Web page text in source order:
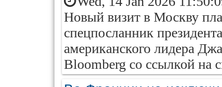
Новый визит в Москву
спецпосланник
американского лидера
Bloomberg со ссылкой на